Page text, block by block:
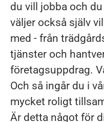
du vill jobba och
väljer också själv
med - från
tjänster och
företagsuppdrag.
Och så ingår du i
mycket roligt
Är detta något för